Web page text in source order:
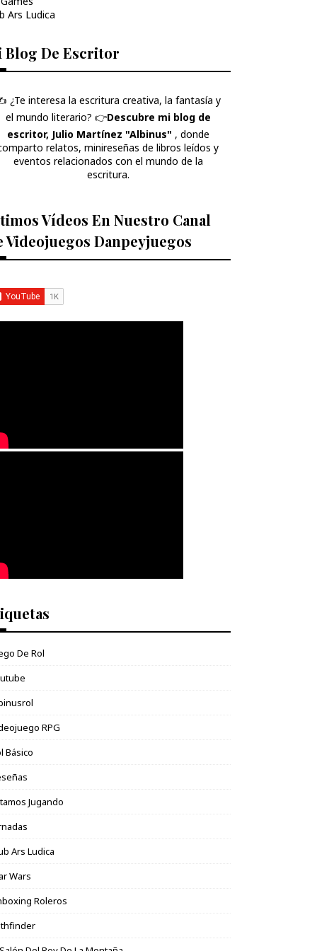
Ars Ludica
Blog De Escritor
¿Te interesa la escritura creativa, la fantasía y
el mundo literario? 👉​Descubre mi blog de
escritor, Julio Martínez "Albinus" , donde
relatos, minireseñas de libros leídos y
eventos relacionados con el mundo de la
escritura.
Vídeos En Nuestro Canal
Videojuegos Danpeyjuegos
De Rol
RPG
Básico
Jugando
Ars Ludica
Wars
Roleros